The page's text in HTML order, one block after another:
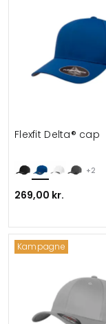
+2
Flexfit Delta® cap
269,00 kr.
Kampagne